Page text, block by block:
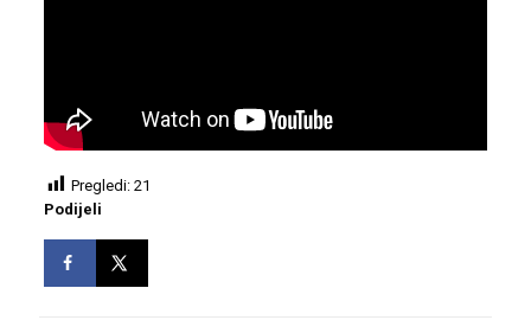
Pregledi: 21
Podijeli